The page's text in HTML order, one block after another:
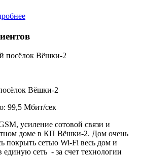
Вёшки-2
99,5 Мбит/сек
усиление сотовой связи и
доме в КП Вёшки-2. Дом очень
покрыть сетью Wi-Fi весь дом и
сеть - за счет технологии